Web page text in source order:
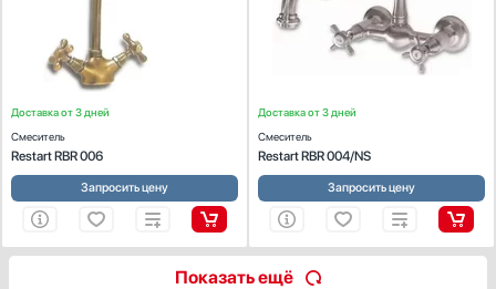
Доставка от 3 дней
Смеситель
Restart RBR 006
Запросить цену
Доставка от 3 дней
Смеситель
Restart RBR 004/NS
Запросить цену
Показать ещё